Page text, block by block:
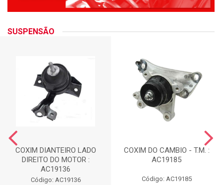
SUSPENSÃO
COXIM DIANTEIRO LADO
DIREITO DO MOTOR :
AC19136
Código: AC19136
COXIM DO CAMBIO - T.M. :
AC19185
Código: AC19185